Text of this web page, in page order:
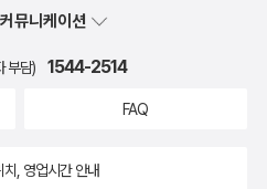
뮤니케이션
부담) 1544-2514
FAQ
치, 영업시간 안내